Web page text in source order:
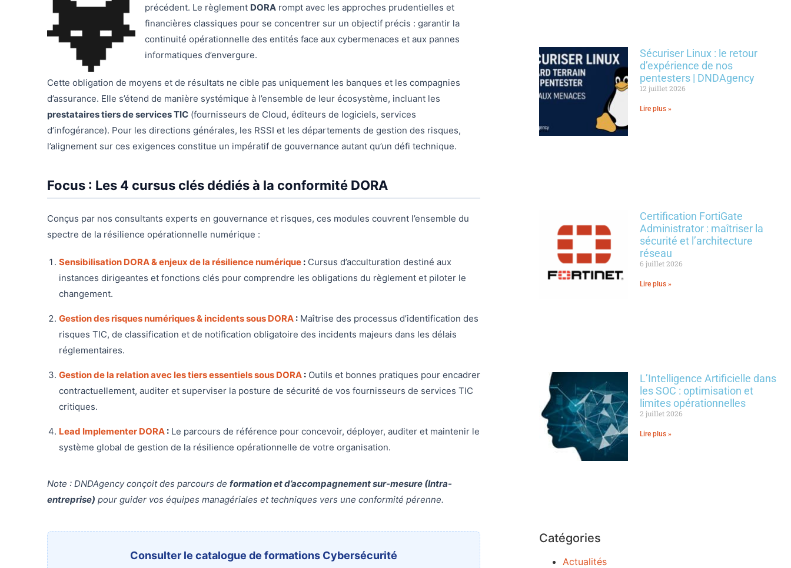
précédent. Le règlement DORA rompt avec les approches prudentielles et
financières classiques pour se concentrer sur un objectif précis : garantir la
continuité opérationnelle des entités face aux cybermenaces et aux pannes
informatiques d’envergure.
Cette obligation de moyens et de résultats ne cible pas uniquement les banques et les compagnies
d’assurance. Elle s’étend de manière systémique à l’ensemble de leur écosystème, incluant les
prestataires tiers de services TIC (fournisseurs de Cloud, éditeurs de logiciels, services
d’infogérance). Pour les directions générales, les RSSI et les départements de gestion des risques,
l’alignement sur ces exigences constitue un impératif de gouvernance autant qu’un défi technique.
Focus : Les 4 cursus clés dédiés à la conformité DORA
Conçus par nos consultants experts en gouvernance et risques, ces modules couvrent l’ensemble du
spectre de la résilience opérationnelle numérique :
Sensibilisation DORA & enjeux de la résilience numérique : Cursus d’acculturation destiné aux
instances dirigeantes et fonctions clés pour comprendre les obligations du règlement et piloter le
changement.
Gestion des risques numériques & incidents sous DORA : Maîtrise des processus d’identification des
risques TIC, de classification et de notification obligatoire des incidents majeurs dans les délais
réglementaires.
Gestion de la relation avec les tiers essentiels sous DORA : Outils et bonnes pratiques pour encadrer
contractuellement, auditer et superviser la posture de sécurité de vos fournisseurs de services TIC
critiques.
Lead Implementer DORA : Le parcours de référence pour concevoir, déployer, auditer et maintenir le
système global de gestion de la résilience opérationnelle de votre organisation.
Note : DNDAgency conçoit des parcours de formation et d’accompagnement sur-mesure (Intra-
entreprise) pour guider vos équipes managériales et techniques vers une conformité pérenne.
Consulter le catalogue de formations Cybersécurité
Sécuriser Linux : le retour
d’expérience de nos
pentesters | DNDAgency
12 juillet 2026
Lire plus »
Certification FortiGate
Administrator : maîtriser la
sécurité et l’architecture
réseau
6 juillet 2026
Lire plus »
L’Intelligence Artificielle dans
les SOC : optimisation et
limites opérationnelles
2 juillet 2026
Lire plus »
Catégories
Actualités